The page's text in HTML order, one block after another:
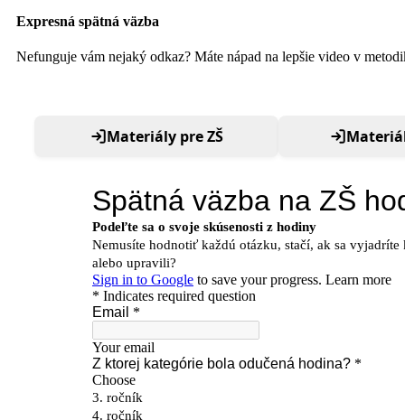
Expresná spätná väzba
Nefunguje vám nejaký odkaz? Máte nápad na lepšie video v
Materiály pre ZŠ